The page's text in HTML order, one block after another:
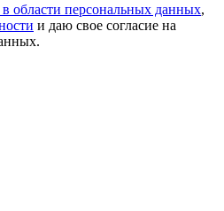
области персональных данных,
и даю свое согласие на